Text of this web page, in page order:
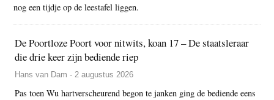
nog een tijdje op de leestafel liggen.
De Poortloze Poort voor nitwits, koan 17 – De staatsleraar
die drie keer zijn bediende riep
Hans van Dam - 2 augustus 2026
Pas toen Wu hartverscheurend begon te janken ging de bediende eens